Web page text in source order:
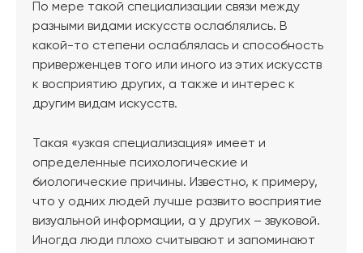
По мере такой специализации связи между
разными видами искусств ослаблялись. В
какой-то степени ослаблялась и способность
приверженцев того или иного из этих искусств
к восприятию других, а также и интерес к
другим видам искусств.
Такая «узкая специализация» имеет и
определенные психологические и
биологические причины. Известно, к примеру,
что у одних людей лучше развито восприятие
визуальной информации, а у других – звуковой.
Иногда люди плохо считывают и запоминают